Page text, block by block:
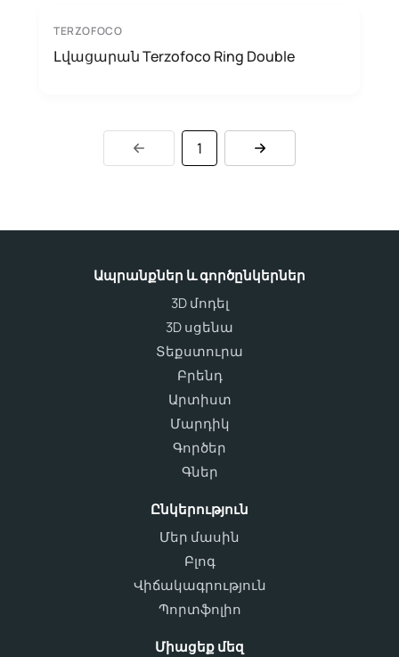
TERZOFOCO
Լվացարան Terzofoco Ring Double
1
Ապրանքներ և գործընկերներ
3D մոդել
3D սցենա
Տեքստուրա
Բրենդ
Արտիստ
Մարդիկ
Գործեր
Գներ
Ընկերություն
Մեր մասին
Բլոգ
Վիճակագրություն
Պորտֆոլիո
Միացեք մեզ